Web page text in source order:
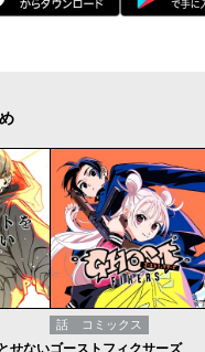
せない
話 コミックス
ゴーストフィクサーズ